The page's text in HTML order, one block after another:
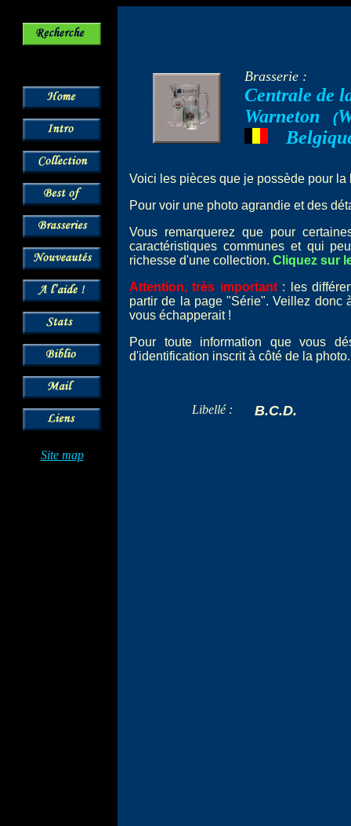
Site map
Brasserie :
Centrale de
Warneton
(
Voici les pièces que je possède pour
Pour voir une photo agrandie et des
Vous remarquerez que pour
caractéristiques communes et qui
richesse d'une collection. Cliquez sur
Attention, très important: les
partir de la page "Série". Veillez donc
vous échapperait !
Pour toute information que vous
d'identification inscrit à côté de la photo.
Libellé : B.C.D.